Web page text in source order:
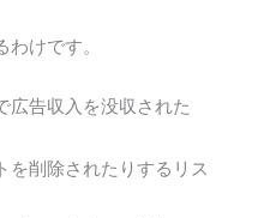
けです。
広告収入を没収された
を削除されたりするリス